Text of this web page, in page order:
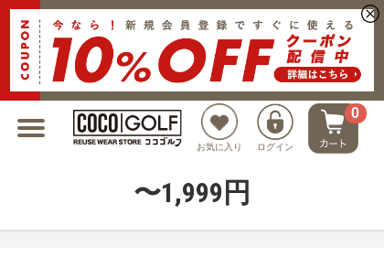
お気に入り ログイン
0
新規会員登録でクーポンプレゼント
〜1,999円